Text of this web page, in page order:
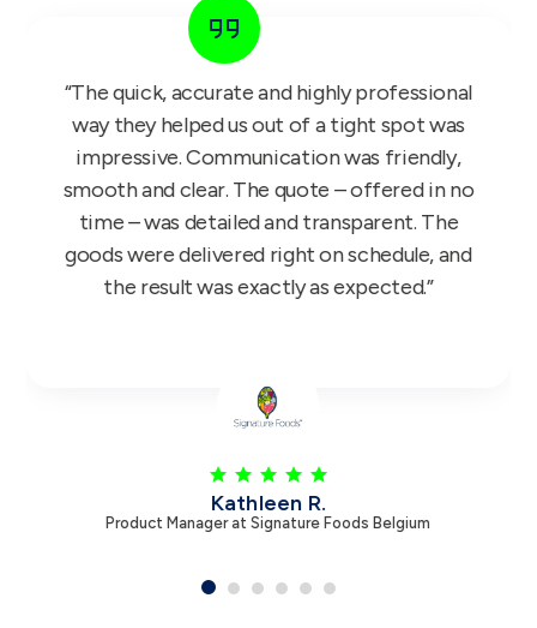
“The GIFT FOR KIDS project is a bullseye
success. Our reps have been working with it
since Monday and we have received nothing
but glowing feedback, so once again thank
you.”